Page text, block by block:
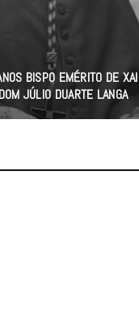
BISPO EMÉRITO DE
DOM JÚLIO DUARTE LANGA